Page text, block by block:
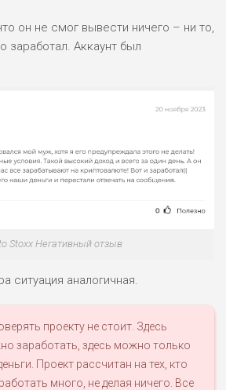
он не смог вывести ничего – ни то,
заработал. Аккаунт был
Stoxx Негативный отзыв
ситуация аналогичная.
проекту не стоит. Здесь
заработать, здесь можно только
Проект рассчитан на тех, кто
много, не делая ничего. Все